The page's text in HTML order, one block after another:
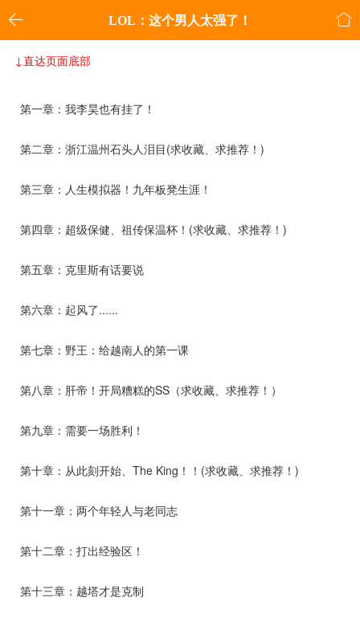
 LOL：这个男人太强了！ 
↓直达页面底部
第一章：我李昊也有挂了！
第二章：浙江温州石头人泪目(求收藏、求推荐！)
第三章：人生模拟器！九年板凳生涯！
第四章：超级保健、祖传保温杯！(求收藏、求推荐！)
第五章：克里斯有话要说
第六章：起风了......
第七章：野王：给越南人的第一课
第八章：肝帝！开局糟糕的SS（求收藏、求推荐！）
第九章：需要一场胜利！
第十章：从此刻开始、The King！！(求收藏、求推荐！)
第十一章：两个年轻人与老同志
第十二章：打出经验区！
第十三章：越塔才是克制